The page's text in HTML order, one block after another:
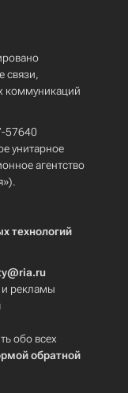
связи,
коммуникаций
57640
унитарное
агентство
технологий
рекламы
обо всех
обратной